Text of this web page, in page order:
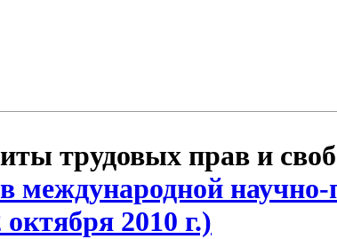
трудовых прав и
международной
2010 г.)